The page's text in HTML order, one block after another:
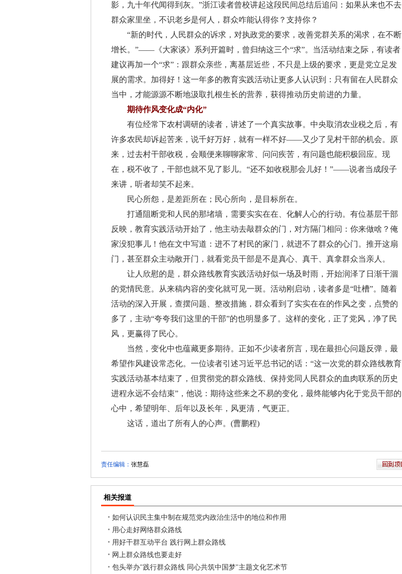
影，九十年代闻得到灰。”浙江读者曾校讲起这段民间总结后追问：如果从来也不去
群众家里坐，不识老乡是何人，群众咋能认得你？支持你？
“新的时代，人民群众的诉求，对执政党的要求，改善党群关系的渴求，在不断
增长。”——《大家谈》系列开篇时，曾归纳这三个“求”。当活动结束之际，有读者
建议再加一个“求”：跟群众亲些，离基层近些，不只是上级的要求，更是党立足发
展的需求。加得好！这一年多的教育实践活动让更多人认识到：只有留在人民群众
当中，才能源源不断地汲取扎根生长的营养，获得推动历史前进的力量。
期待作风变化成“内化”
有位经常下农村调研的读者，讲述了一个真实故事。中央取消农业税之后，有
许多农民却诉起苦来，说千好万好，就有一样不好——又少了见村干部的机会。原
来，过去村干部收税，会顺便来聊聊家常、问问疾苦，有问题也能积极回应。现
在，税不收了，干部也就不见了影儿。“还不如收税那会儿好！”——说者当成段子
来讲，听者却笑不起来。
民心所怨，是差距所在；民心所向，是目标所在。
打通阻断党和人民的那堵墙，需要实实在在、化解人心的行动。有位基层干部
反映，教育实践活动开始了，他主动去敲群众的门，对方隔门相问：你来做啥？俺
家没犯事儿！他在文中写道：进不了村民的家门，就进不了群众的心门。推开这扇
门，甚至群众主动敞开门，就看党员干部是不是真心、真干、真拿群众当亲人。
让人欣慰的是，群众路线教育实践活动好似一场及时雨，开始润泽了日渐干涸
的党情民意。从来稿内容的变化就可见一斑。活动刚启动，读者多是“吐槽”。随着
活动的深入开展，查摆问题、整改措施，群众看到了实实在在的作风之变，点赞的
多了，主动“夸夸我们这里的干部”的也明显多了。这样的变化，正了党风，净了民
风，更赢得了民心。
当然，变化中也蕴藏更多期待。正如不少读者所言，现在最担心问题反弹，最
希望作风建设常态化。一位读者引述习近平总书记的话：“这一次党的群众路线教育
实践活动基本结束了，但贯彻党的群众路线、保持党同人民群众的血肉联系的历史
进程永远不会结束”，他说：期待这些来之不易的变化，最终能够内化于党员干部的
心中，希望明年、后年以及长年，风更清，气更正。
这话，道出了所有人的心声。(曹鹏程)
责任编辑： 张慧磊
相关报道
如何认识民主集中制在规范党内政治生活中的地位和作用
用心走好网络群众路线
用好干群互动平台 践行网上群众路线
网上群众路线也要走好
包头举办"践行群众路线 同心共筑中国梦"主题文化艺术节